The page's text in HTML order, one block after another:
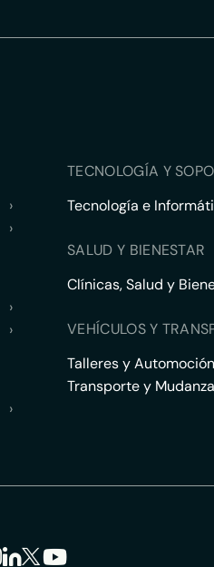
›
›
›
›
›
TECNOLOGÍA Y
Tecnología e
SALUD Y BIENESTAR
Clínicas, Salud y
VEHÍCULOS Y
Talleres y Automoción
Transporte y